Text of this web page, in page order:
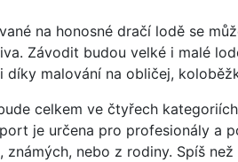
na honosné dračí lodě se
Závodit budou velké i malé
díky malování na obličej,
celkem ve čtyřech
je určena pro profesionály a
známých, nebo z rodiny. Spíš